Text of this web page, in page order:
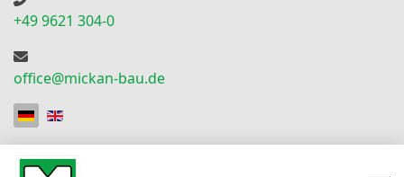
+49 9621 304-0
office@mickan-bau.de
Sprache auswählen